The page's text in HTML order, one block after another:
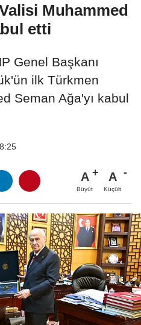
Muhammed
etti
Genel Başkanı
ilk Türkmen
Seman Ağa'yı kabul
A
Büyüt
A
Küçült